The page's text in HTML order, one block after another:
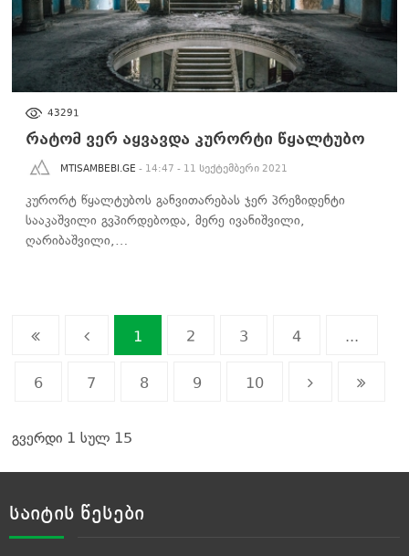
43291
რატომ ვერ აყვავდა კურორტი წყალტუბო
MTISAMBEBI.GE - 14:47 - 11 სექტემბერი 2021
კურორტ წყალტუბოს განვითარებას ჯერ პრეზიდენტი
სააკაშვილი გვპირდებოდა, მერე ივანიშვილი,
ღარიბაშვილი,…
1 2 3 4 ...
6 7 8 9 10
გვერდი 1 სულ 15
საიტის წესები